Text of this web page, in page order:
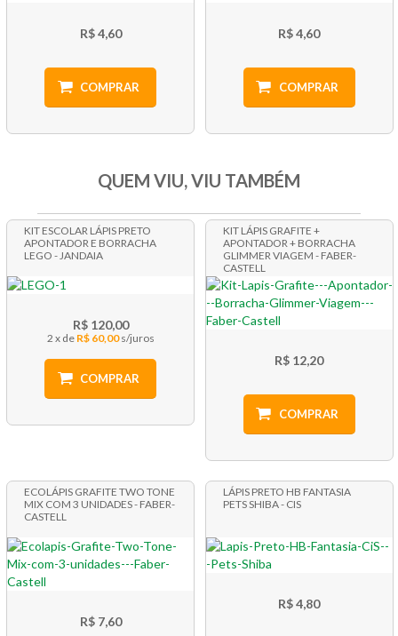
R$ 4,60
COMPRAR
R$ 4,60
COMPRAR
QUEM VIU, VIU TAMBÉM
KIT ESCOLAR LÁPIS PRETO
APONTADOR E BORRACHA
LEGO - JANDAIA
R$ 120,00
2 x R$ 60,00
COMPRAR
KIT LÁPIS GRAFITE +
APONTADOR + BORRACHA
GLIMMER VIAGEM - FABER-
CASTELL
R$ 12,20
COMPRAR
ECOLÁPIS GRAFITE TWO TONE
MIX COM 3 UNIDADES - FABER-
CASTELL
R$ 7,60
LÁPIS PRETO HB FANTASIA
PETS SHIBA - CIS
R$ 4,80